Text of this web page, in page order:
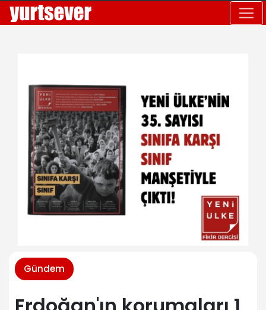
Gündem